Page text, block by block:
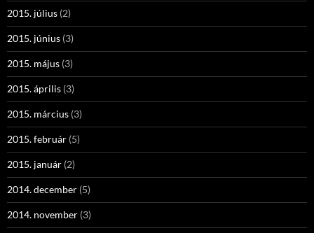
2015. július (2)
2015. június (3)
2015. május (3)
2015. április (3)
2015. március (3)
2015. február (5)
2015. január (2)
2014. december (5)
2014. november (3)